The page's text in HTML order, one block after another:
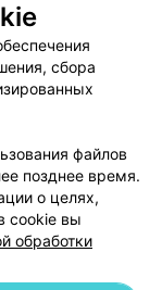
оплаты
сбора
файлов
позднее время.
о целях,
cookie вы
обработки